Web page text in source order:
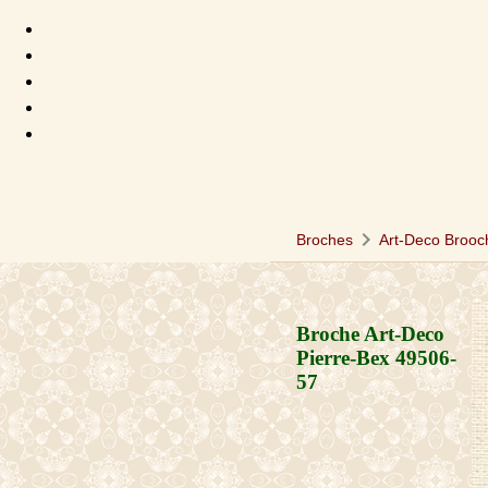
Broches chevron_right Art-Deco
Broche Art-Deco
Pierre-Bex49506-
57